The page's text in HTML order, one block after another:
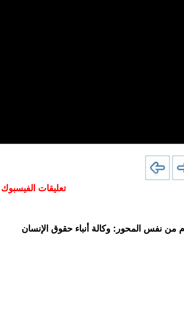
تعليقات الفيسبوك
من نفس المحور: وكالة أنباء حقوق الإنسان